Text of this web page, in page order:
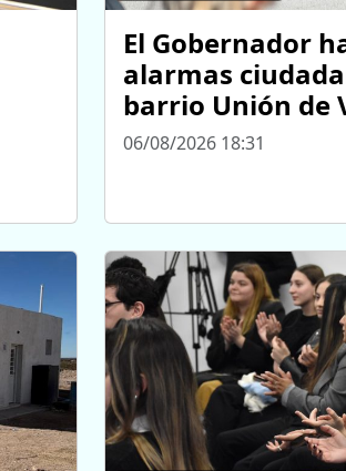
El Gobernador
alarmas
barrio Unión de
06/08/2026 18:31